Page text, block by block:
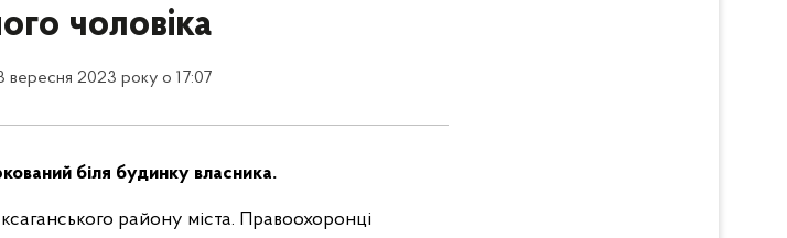
чоловіка
вересня 2023 року о 17:07
біля будинку власника.
району міста. Правоохоронці